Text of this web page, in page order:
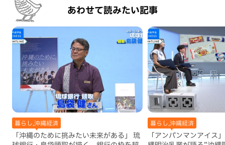
あわせて読みたい記事
暮らし,沖縄経済
「沖縄のために挑みたい未来がある」 琉
暮らし,沖縄経済
「アンパンマンアイス